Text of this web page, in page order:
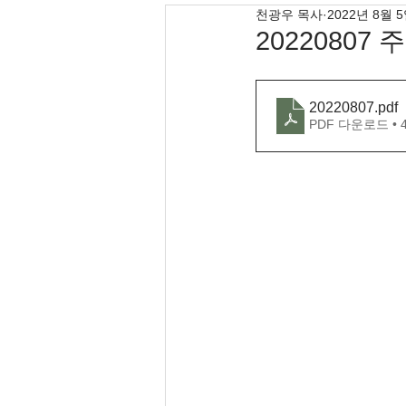
20220807
천광우 목사 2022년 8월 5
20220807.pdf
PDF 다운로드 •